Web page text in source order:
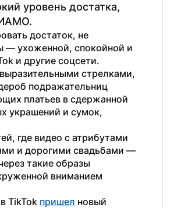
уровень достатка,
достаток, не
— ухоженной, спокойной и
и другие соцсети.
стрелками,
подражательниц
платьев в сдержанной
украшений и сумок,
где видео с атрибутами
и дорогими свадьбами —
такие образы
вниманием
TikTok пришел новый